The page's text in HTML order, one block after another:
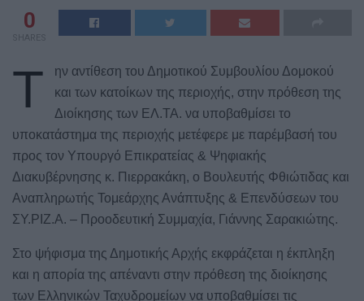
0
SHARES
Τ
ην αντίθεση του Δημοτικού Συμβουλίου Δομοκού
και των κατοίκων της περιοχής, στην πρόθεση της
Διοίκησης των ΕΛ.ΤΑ. να υποβαθμίσει το
υποκατάστημα της περιοχής μετέφερε με παρέμβασή του
προς τον Υπουργό Επικρατείας & Ψηφιακής
Διακυβέρνησης κ. Πιερρακάκη, ο Βουλευτής Φθιώτιδας και
Αναπληρωτής Τομεάρχης Ανάπτυξης & Επενδύσεων του
ΣΥ.ΡΙΖ.Α. – Προοδευτική Συμμαχία, Γιάννης Σαρακιώτης.
Στο ψήφισμα της Δημοτικής Αρχής εκφράζεται η έκπληξη
και η απορία της απέναντι στην πρόθεση της διοίκησης
των Ελληνικών Ταχυδρομείων να υποβαθμίσει τις